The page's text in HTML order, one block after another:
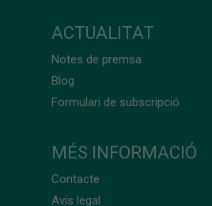
ACTUALITAT
Notes de premsa
Blog
Formulari de subscripció
MÉS INFORMACIÓ
Contacte
Avís legal